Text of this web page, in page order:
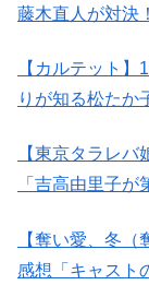
藤木直人が対決
【カルテット
りが知る松たか
【東京タラレ
「吉高由里子が
【奪い愛、冬
感想「キャスト